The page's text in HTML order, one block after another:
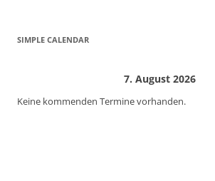
SIMPLE CALENDAR
7. August 2026
Keine kommenden Termine vorhanden.